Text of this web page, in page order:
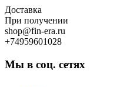
Skip
to
content
Доставка
При получении
shop@fin-era.ru
+74959601028
Мы в соц. сетях